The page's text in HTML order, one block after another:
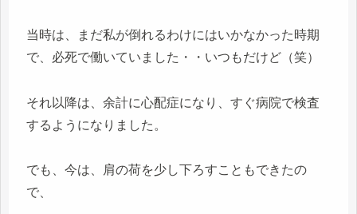
当時は、まだ私が倒れるわけにはいかなかった時期
で、必死で働いていました・・いつもだけど（笑）
それ以降は、余計に心配症になり、すぐ病院で検査
するようになりました。
でも、今は、肩の荷を少し下ろすこともできたの
で、